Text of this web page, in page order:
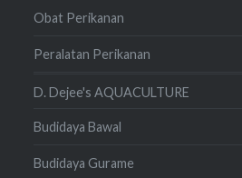
Obat Perikanan
Peralatan Perikanan
D. Dejee's AQUACULTURE
Budidaya Bawal
Budidaya Gurame